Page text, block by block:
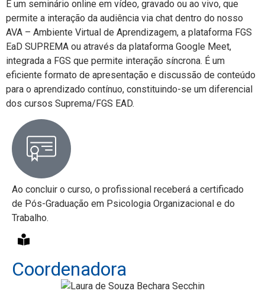
É um seminário online em vídeo, gravado ou ao vivo, que
permite a interação da audiência via chat dentro do nosso
AVA – Ambiente Virtual de Aprendizagem, a plataforma FGS
EaD SUPREMA ou através da plataforma Google Meet,
integrada a FGS que permite interação síncrona. É um
eficiente formato de apresentação e discussão de conteúdo
para o aprendizado contínuo, constituindo-se um diferencial
dos cursos Suprema/FGS EAD.
Ao concluir o curso, o profissional receberá a certificado
de Pós-Graduação em Psicologia Organizacional e do
Trabalho.
Coordenadora